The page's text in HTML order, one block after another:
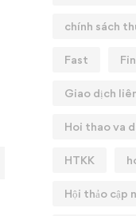
chính sách
Fast
Giao dịch
Hoi thao va
HTKK
Hội thảo cập